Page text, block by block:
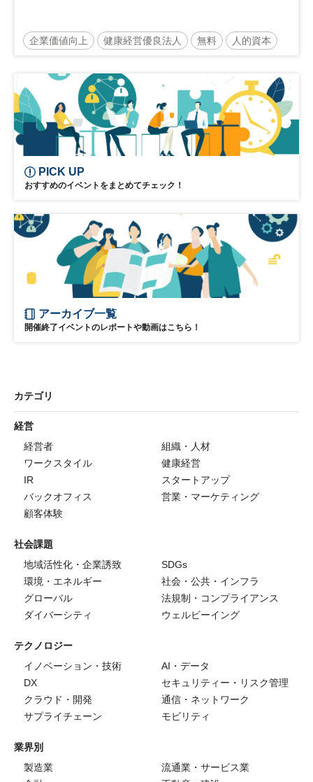
企業価値向上 健康経営優良法人 無料 人的資本
PICK UP
おすすめのイベントをまとめてチェック！
アーカイブ一覧
開催終了イベントのレポートや動画はこちら！
カテゴリ
経営
経営者
組織・人材
ワークスタイル
健康経営
IR
スタートアップ
バックオフィス
営業・マーケティング
顧客体験
社会課題
地域活性化・企業誘致
SDGs
環境・エネルギー
社会・公共・インフラ
グローバル
法規制・コンプライアンス
ダイバーシティ
ウェルビーイング
テクノロジー
イノベーション・技術
AI・データ
DX
セキュリティー・リスク管理
クラウド・開発
通信・ネットワーク
サプライチェーン
モビリティ
業界別
製造業
流通業・サービス業